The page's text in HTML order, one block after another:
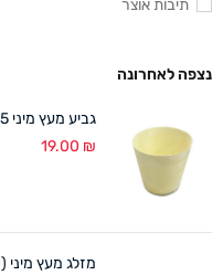
תיבות אוצר
נצפה לאחרונה
גביע מעץ מיני 6/4.5 ס"מ (50 יח')
19.00 ₪
מזלג מעץ מיני (50 יח)